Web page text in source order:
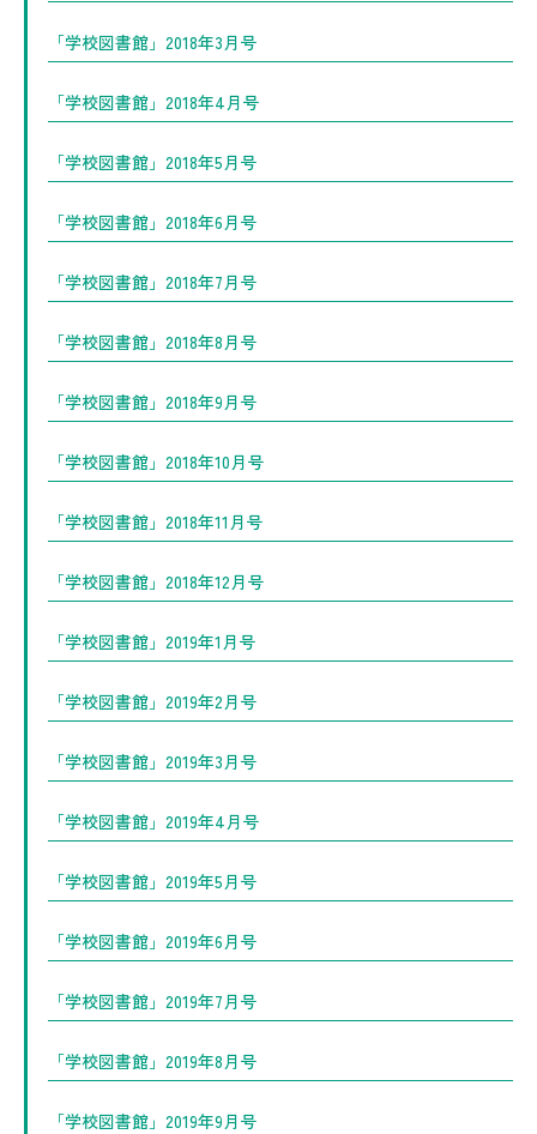
「学校図書館」2018年3月号
「学校図書館」2018年4月号
「学校図書館」2018年5月号
「学校図書館」2018年6月号
「学校図書館」2018年7月号
「学校図書館」2018年8月号
「学校図書館」2018年9月号
「学校図書館」2018年10月号
「学校図書館」2018年11月号
「学校図書館」2018年12月号
「学校図書館」2019年1月号
「学校図書館」2019年2月号
「学校図書館」2019年3月号
「学校図書館」2019年4月号
「学校図書館」2019年5月号
「学校図書館」2019年6月号
「学校図書館」2019年7月号
「学校図書館」2019年8月号
「学校図書館」2019年9月号